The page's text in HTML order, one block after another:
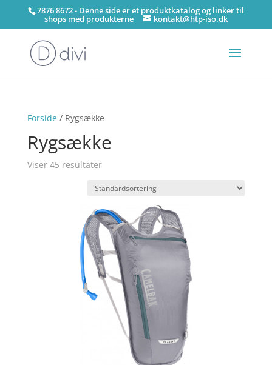
7876 8672 - Denne side er et produktkatalog og linker til
shops med produkterne kontakt@htp-iso.dk
Forside/ Rygsække
Rygsække
Viser 45 resultater